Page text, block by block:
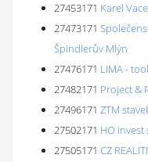
27453171 Karel
27473171
Špindlerův Mlýn
27476171 LIMA -
27482171 Project &
27496171 ZTM
27502171 HO invest
27505171 CZ